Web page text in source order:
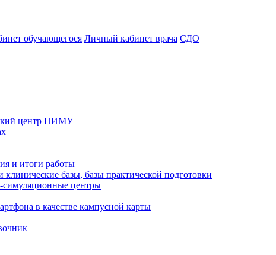
обучающегося Личный кабинет врача СДО
центр ПИМУ
и итоги работы
клинические базы, базы практической подготовки
симуляционные центры
в качестве кампусной карты